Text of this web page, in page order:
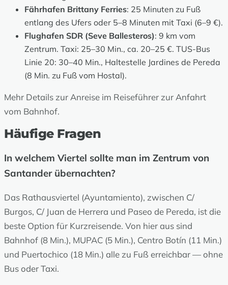
Fährhafen Brittany Ferries: 25 Minuten zu Fuß
entlang des Ufers oder 5–8 Minuten mit Taxi (6–9 €).
Flughafen SDR (Seve Ballesteros): 9 km vom
Zentrum. Taxi: 25–30 Min., ca. 20–25 €. TUS-Bus
Linie 20: 30–40 Min., Haltestelle Jardines de Pereda
(8 Min. zu Fuß vom Hostal).
Mehr Details zur Anreise im Reiseführer zur Anfahrt
vom Bahnhof.
Häufige Fragen
In welchem Viertel sollte man im Zentrum von
Santander übernachten?
Das Rathausviertel (Ayuntamiento), zwischen C/
Burgos, C/ Juan de Herrera und Paseo de Pereda, ist die
beste Option für Kurzreisende. Von hier aus sind
Bahnhof (8 Min.), MUPAC (5 Min.), Centro Botín (11 Min.)
und Puertochico (18 Min.) alle zu Fuß erreichbar — ohne
Bus oder Taxi.